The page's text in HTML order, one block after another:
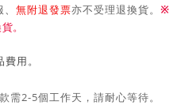
、 無附退發票亦不受理退換貨。 ※
。
用。
需2-5個工作天，請耐心等待。